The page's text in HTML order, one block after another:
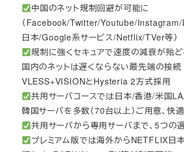
中国のネット規制回避が可能に
（Facebook/Twitter/Youtube/
日本/Google系サービス/Netflix/TVer等）
規制に強くセキュアで速度の減衰が殆ど
国内のネットは遅くならない最先端の接続
VLESS+VISIONとHysteria 2方式採用
共用サーバコースでは日本/香港/米国
韓国サーバを多数（70台以上）ご用意、快
共用サーバから専用サーバまで、5つの
プレミアム版では海外からNETFLIX日